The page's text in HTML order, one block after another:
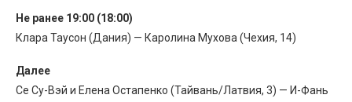
Не ранее 19:00 (18:00)
Клара Таусон (Дания) — Каролина Мухова (Чехия, 14)
Далее
Се Су-Вэй и Елена Остапенко (Тайвань/Латвия, 3) — И-Фань